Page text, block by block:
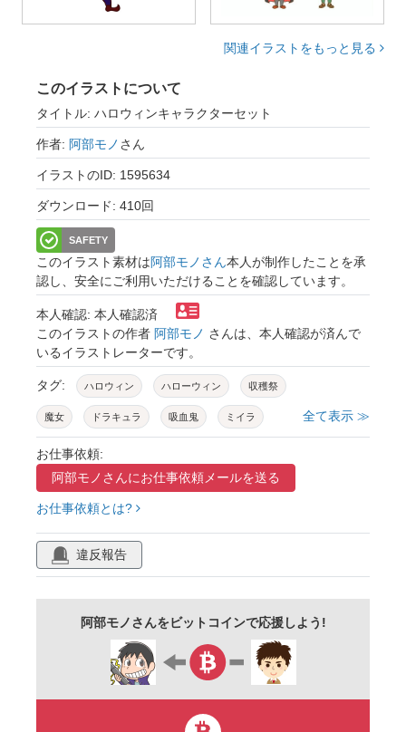
関連イラストをもっと見る
このイラストについて
タイトル: ハロウィンキャラクターセット
作者: 阿部モノ さん
イラストのID: 1595634
ダウンロード: 410回
SAFETY
このイラスト素材は阿部モノさん本人が制作したことを承
認し、安全にご利用いただけることを確認しています。
本人確認: 本人確認済
このイラストの作者 阿部モノ さんは、本人確認が済んで
いるイラストレーターです。
タグ: ハロウィン ハローウィン 収穫祭
魔女 ドラキュラ 吸血鬼 ミイラ
ミイラ男
ゾンビ 狼男 オオカミ男 悪魔
デビル ジャックランタン
ジャックオーランタン
パンプキン ハロウィーン
仮装 子ども こども かわいい
怪物
全て表示 ≫
お仕事依頼:
阿部モノさんにお仕事依頼メールを送る
お仕事依頼とは?
違反報告
阿部モノさんをビットコインで応援しよう!